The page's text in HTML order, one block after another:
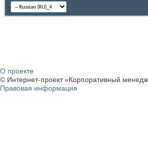
О проекте
© Интернет-проект «Корпоративный
Правовая информация